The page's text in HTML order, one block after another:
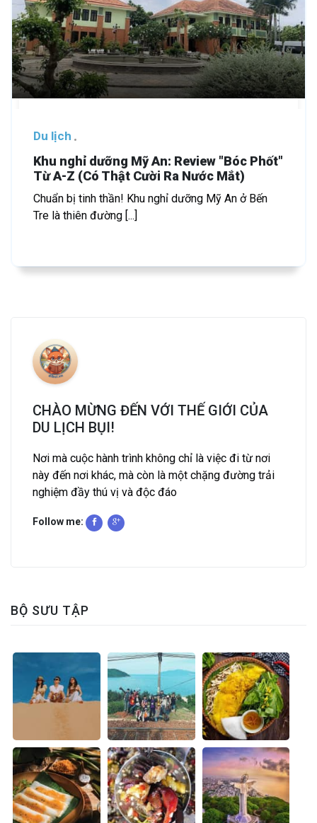
Du lịch
Khu nghỉ dưỡng Mỹ An: Review "Bóc Phốt"
Từ A-Z (Có Thật Cười Ra Nước Mắt)
Chuẩn bị tinh thần! Khu nghỉ dưỡng Mỹ An ở Bến
Tre là thiên đường [...]
CHÀO MỪNG ĐẾN VỚI THẾ GIỚI CỦA
DU LỊCH BỤI!
Nơi mà cuộc hành trình không chỉ là việc đi từ nơi
này đến nơi khác, mà còn là một chặng đường trải
nghiệm đầy thú vị và độc đáo
Follow me:
BỘ SƯU TẬP